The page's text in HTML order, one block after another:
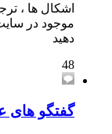
اشکال ها ،
دهید
48
گفتگو های